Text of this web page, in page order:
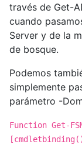
través de Get-
cuando
Server y de la
de bosque.
Podemos
simplemente
parámetro -
Function Get-